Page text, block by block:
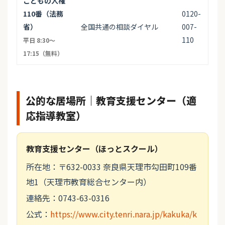
110番（法務
省）
平日 8:30〜
17:15（無料）
全国共通の相談ダイヤル
0120-
007-
110
公的な居場所｜教育支援センター（適
応指導教室）
教育支援センター（ほっとスクール）
所在地：〒632-0033 奈良県天理市勾田町109番
地1（天理市教育総合センター内）
連絡先：0743-63-0316
公式： https://www.city.tenri.nara.jp/kakuka/k